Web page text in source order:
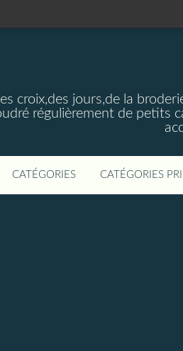
croix,des jours,de la
régulièrement de petits
CATÉGORIES CATÉGORIES